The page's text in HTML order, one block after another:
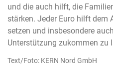
und die auch hilft, die
stärken. Jeder Euro hilft dem
setzen und insbesondere
Unterstützung zukommen zu
Text/Foto: KERN Nord GmbH